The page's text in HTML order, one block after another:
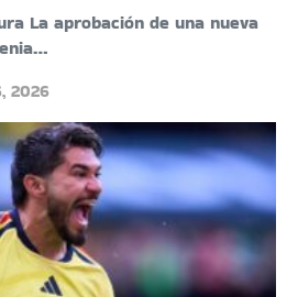
La aprobación de una nueva
2026